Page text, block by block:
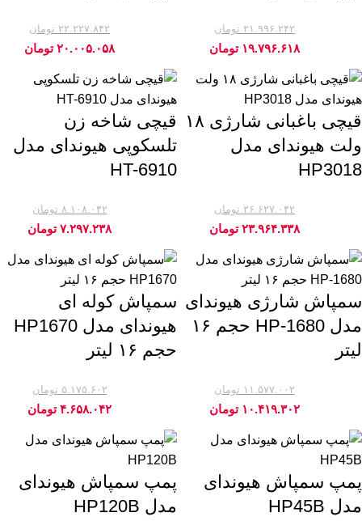
۲۱.۹۹۶.۲۴۲ تومان
۱۹.۷۹۶.۶۱۸ تومان
۲۲.۲۲۷.۸۴۲ تومان
۲۰.۰۰۵.۰۵۸ تومان
قیچی باغبانی شارژی ۱۸
ولت هیوندای مدل
HP3018
۲۶.۶۲۷.۰۴۲ تومان
۲۳.۹۶۴.۳۳۸ تومان
قیچی شاخه زن
تلسکوپی هیوندای مدل
HT-6910
۸.۱۰۸.۰۴۲ تومان
۷.۲۹۷.۲۳۸ تومان
سمپاش شارژی هیوندای
مدل HP-1680 حجم ۱۶
لیتر
۱۱.۵۷۷.۰۰۲ تومان
۱۰.۴۱۹.۳۰۲ تومان
سمپاش کوله ای
هیوندای مدل HP1670
حجم ۱۶ لیتر
۵.۱۷۵.۶۰۲ تومان
۴.۶۵۸.۰۴۲ تومان
پمپ سمپاش هیوندای
مدل HP45B
پمپ سمپاش هیوندای
مدل HP120B